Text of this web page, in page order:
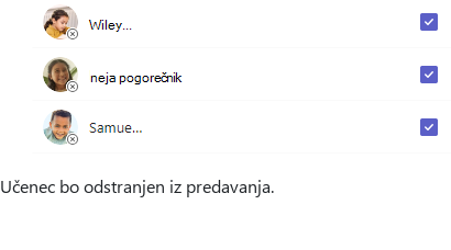
Učenec bo odstranjen iz predavanja.